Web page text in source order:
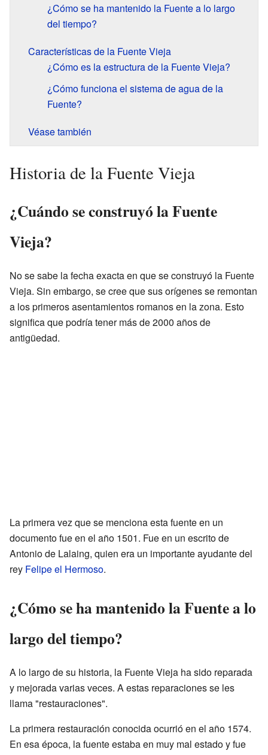
¿Cómo se ha mantenido la Fuente a lo largo
del tiempo?
Características de la Fuente Vieja
¿Cómo es la estructura de la Fuente Vieja?
¿Cómo funciona el sistema de agua de la
Fuente?
Véase también
Historia de la Fuente Vieja
¿Cuándo se construyó la Fuente
Vieja?
No se sabe la fecha exacta en que se construyó la Fuente
Vieja. Sin embargo, se cree que sus orígenes se remontan
a los primeros asentamientos romanos en la zona. Esto
significa que podría tener más de 2000 años de
antigüedad.
La primera vez que se menciona esta fuente en un
documento fue en el año 1501. Fue en un escrito de
Antonio de Lalaing, quien era un importante ayudante del
rey Felipe el Hermoso.
¿Cómo se ha mantenido la Fuente a lo
largo del tiempo?
A lo largo de su historia, la Fuente Vieja ha sido reparada
y mejorada varias veces. A estas reparaciones se les
llama "restauraciones".
La primera restauración conocida ocurrió en el año 1574.
En esa época, la fuente estaba en muy mal estado y fue